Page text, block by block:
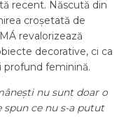
recent. Născută din
croșetată de
revalorizează
decorative, ci ca
feminină.
nu sunt doar o
spun ce nu s-a putut